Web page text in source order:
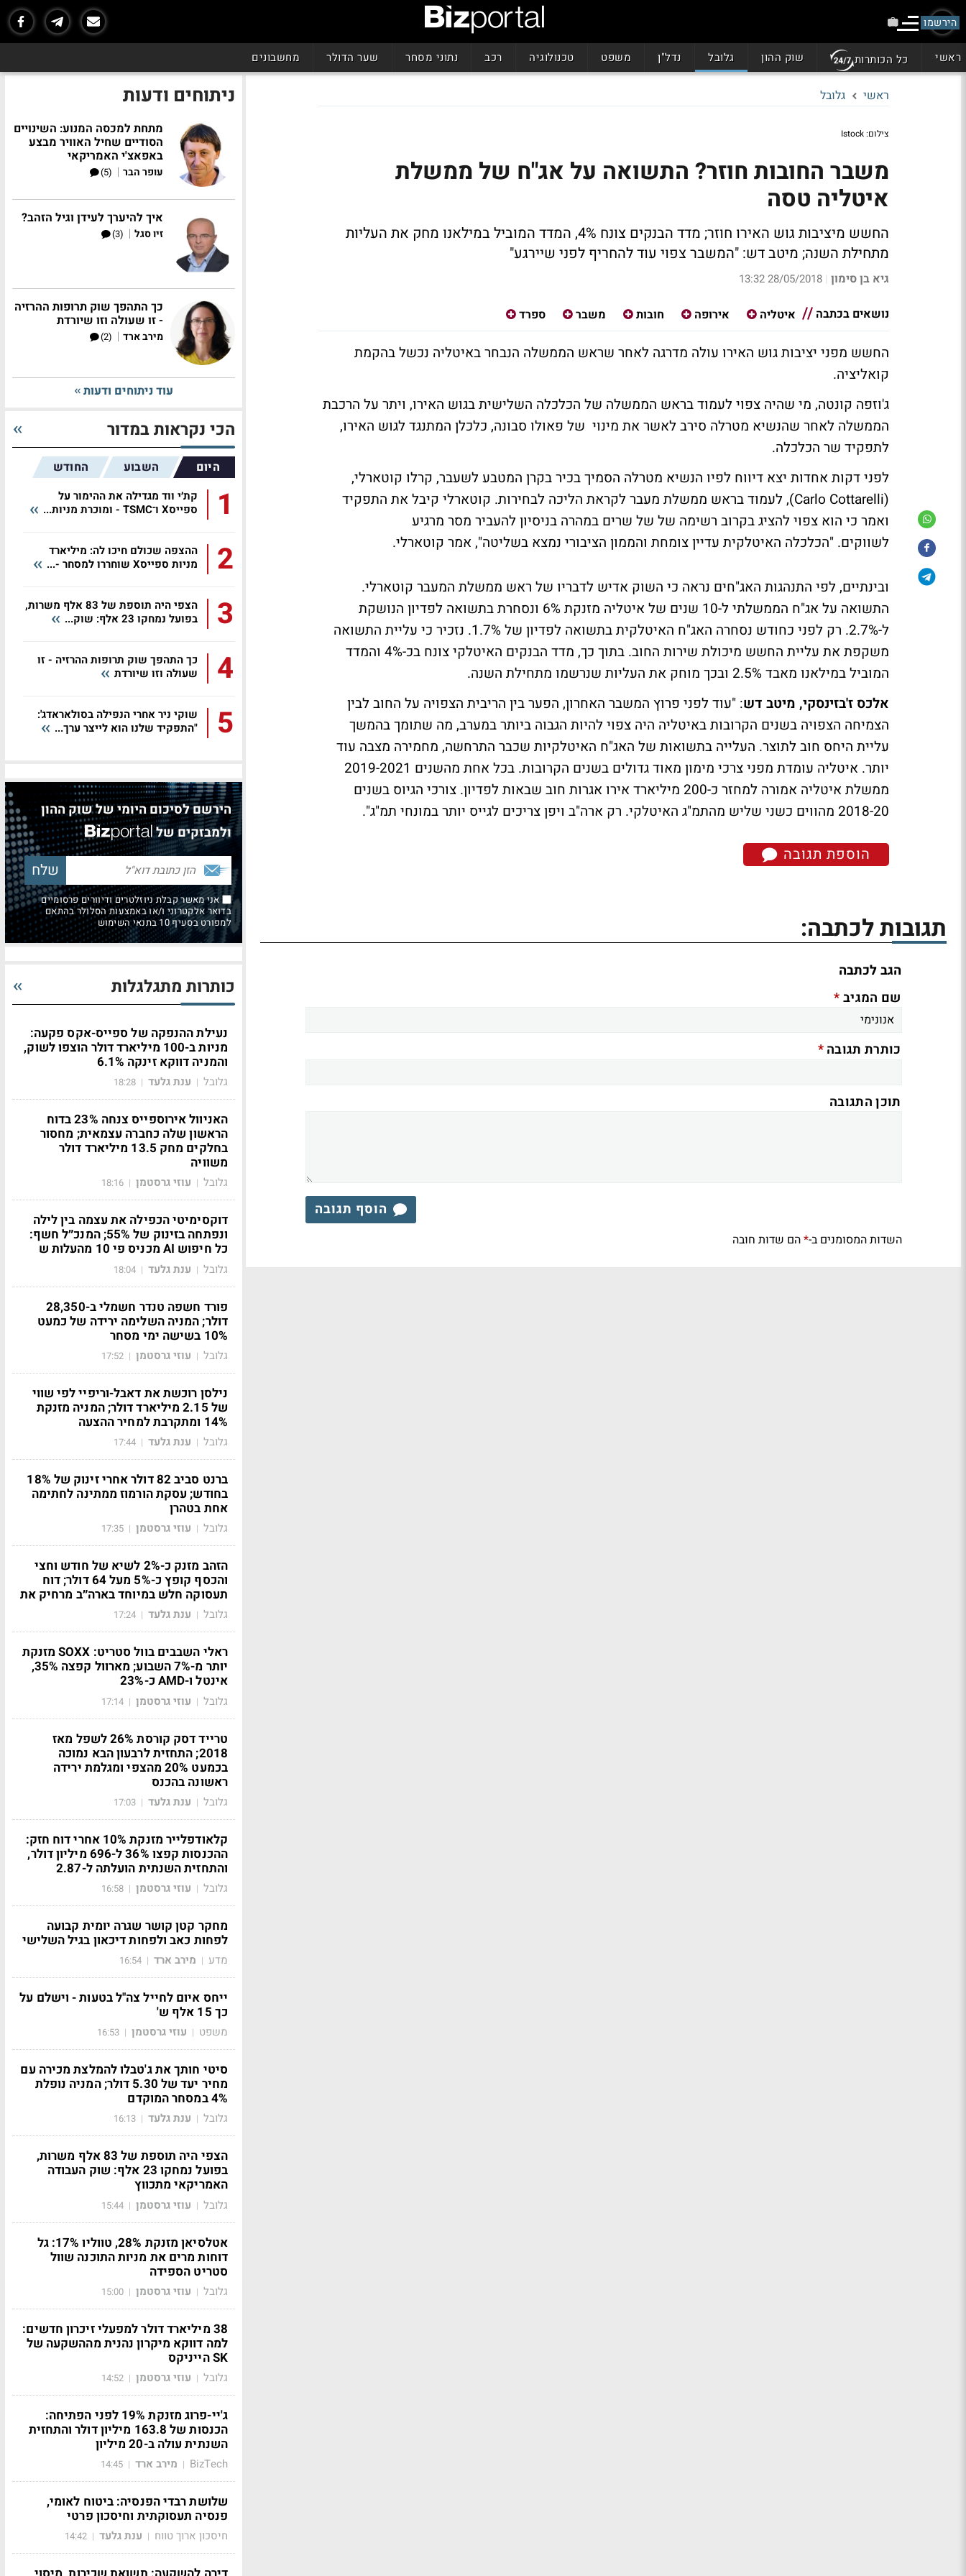
הירשמו
ראשי כל הכותרות שוק ההון גלובל נדל"ן משפט טכנולוגיה רכב נתוני מסחר שער הדולר מחשבונים
ראשי גלובל
צילום: Istock
משבר החובות חוזר? התשואה על אג"ח של ממשלת
איטליה טסה
החשש מיציבות גוש האירו חוזר; מדד הבנקים צונח 4%, המדד המוביל במילאנו מחק את העליות
מתחילת השנה; מיטב דש: "המשבר צפוי עוד להחריף לפני שיירגע"
גיא בן סימון |
28/05/2018 13:32
נושאים בכתבה איטליה אירופה חובות משבר ספרד
החשש מפני יציבות גוש האירו עולה מדרגה לאחר שראש הממשלה הנבחר באיטליה נכשל בהקמת
קואליציה.
ג'וזפה קונטה, מי שהיה צפוי לעמוד בראש הממשלה של הכלכלה השלישית בגוש האירו, ויתר על הרכבת
הממשלה לאחר שהנשיא מטרלה סירב לאשר את מינוי של פאולו סבונה, כלכלן המתנגד לגוש האירו,
לתפקיד שר הכלכלה.
לפני דקות אחדות יצא דיווח לפיו הנשיא מטרלה הסמיך בכיר בקרן המטבע לשעבר, קרלו קוטארלי,
(Carlo Cottarelli), לעמוד בראש ממשלת מעבר לקראת הליכה לבחירות. קוטארלי קיבל את התפקיד
ואמר כי הוא צפוי להציג בקרוב רשימה של של שרים במהרה בניסיון להעביר מסר מרגיע
לשווקים. "הכלכלה האיטלקית עדיין צומחת והממון הציבורי נמצא בשליטה", אמר קוטארלי.
ובינתיים, לפי התנהגות האג"חים נראה כי השוק אדיש לדבריו של ראש ממשלת המעבר קוטארלי.
התשואה על אג"ח הממשלתי ל-10 שנים של איטליה מזנקת 6% ונסחרת בתשואה לפדיון הנושקת
ל-2.7%. רק לפני כחודש נסחרה האג"ח האיטלקית בתשואה לפדיון של 1.7%. נזכיר כי עליית התשואה
משקפת את עליית החשש מיכולת שירות החוב. בתוך כך, מדד הבנקים האיטלקי צונח בכ-4% והמדד
המוביל במילאנו מאבד 2.5% ובכך מוחק את העליות שנרשמו מתחילת השנה.
אלכס ז'בזינסקי, מיטב דש: "עוד לפני פרוץ המשבר האחרון, הפער בין הריבית הצפויה על החוב לבין
הצמיחה הצפויה בשנים הקרובות באיטליה היה צפוי להיות הגבוה ביותר במערב, מה שתומך בהמשך
עליית היחס חוב לתוצר. העלייה בתשואות של האג"ח האיטלקיות שכבר התרחשה, מחמירה מצבה עוד
יותר. איטליה עומדת מפני צרכי מימון מאוד גדולים בשנים הקרובות. בכל אחת מהשנים 2019-2021
ממשלת איטליה אמורה למחזר כ-200 מיליארד אירו אגרות חוב שבאות לפדיון. צורכי הגיוס בשנים
2018-20 מהווים כשני שליש מהתמ"ג האיטלקי. רק ארה"ב ויפן צריכים לגייס יותר במונחי תמ"ג".
הוספת תגובה
תגובות לכתבה:
הגב לכתבה
שם המגיב*
כותרת תגובה*
תוכן התגובה
הוסף תגובה
השדות המסומנים ב-*הם שדות חובה
ניתוחים ודעות
מתחת למכסה המנוע: השינויים
הסודיים שחיל האוויר מבצע
באפאצ'י האמריקאי
עופר הבר |
(5)
איך להיערך לעידן וגיל הזהב?
זיו סגל |
(3)
כך התהפך שוק תרופות ההרזיה
- זו שעולה וזו שיורדת
מירב ארד |
(2)
עוד ניתוחים ודעות
הכי נקראות במדור
היום השבוע החודש
1
קת׳י ווד מגדילה את ההימור על
ספייסX ו־TSMC - ומוכרת מניות...
2
ההצפה שכולם חיכו לה: מיליארד
מניות ספייסX שוחררו למסחר -...
3
הצפי היה תוספת של 83 אלף משרות,
בפועל נמחקו 23 אלף: שוק...
4
כך התהפך שוק תרופות ההרזיה - זו
שעולה וזו שיורדת
5
שוקי ניר אחרי הנפילה בסולאראדג':
"התפקיד שלנו הוא לייצר ערך...
הירשם לסיכום היומי של שוק ההון
ולמבזקים של
אני מאשר קבלת ניוזלטרים ודיוורים פרסומיים
בדואר אלקטרוני ו/או באמצעות הסלולר בהתאם
למפורט בסעיף 10 בתנאי השימוש
כותרות מתגלגלות
נעילת ההנפקה של ספייס-אקס פקעה:
מניות ב-100 מיליארד דולר הוצפו לשוק,
והמניה דווקא זינקה 6.1%
גלובל | ענת גלעד |
18:28
האניוול אירוספייס צנחה 23% בדוח
הראשון שלה כחברה עצמאית; מחסור
בחלקים מחק 13.5 מיליארד דולר
משוויה
גלובל | עוזי גרסטמן |
18:16
דוקסימיטי הכפילה את עצמה בין לילה
ונפתחה בזינוק של 55%; המנכ״ל חשף:
כל חיפוש AI מכניס פי 10 מהעלות ש
גלובל | ענת גלעד |
18:04
פורד חשפה טנדר חשמלי ב-28,350
דולר; המניה השלימה ירידה של כמעט
10% בשישה ימי מסחר
גלובל | עוזי גרסטמן |
17:52
נילסן רוכשת את דאבל-וריפיי לפי שווי
של 2.15 מיליארד דולר; המניה מזנקת
14% ומתקרבת למחיר ההצעה
גלובל | ענת גלעד |
17:44
ברנט סביב 82 דולר אחרי זינוק של 18%
בחודש; עסקת הורמוז ממתינה לחתימה
אחת בטהרן
גלובל | עוזי גרסטמן |
17:35
הזהב מזנק כ-2% לשיא של חודש וחצי
והכסף קופץ כ-5% מעל 64 דולר; דוח
תעסוקה חלש במיוחד בארה״ב מרחיק את
גלובל | ענת גלעד |
17:24
ראלי השבבים בוול סטריט: SOXX מזנקת
יותר מ-7% השבוע; מארוול קפצה 35%,
אינטל ו-AMD כ-23%
גלובל | עוזי גרסטמן |
17:14
טרייד דסק קורסת 26% לשפל מאז
2018; התחזית לרבעון הבא נמוכה
בכמעט 20% מהצפי ומגלמת ירידה
ראשונה בהכנס
גלובל | ענת גלעד |
17:03
קלאודפלייר מזנקת 10% אחרי דוח חזק:
ההכנסות קפצו 36% ל-696 מיליון דולר,
והתחזית השנתית הועלתה ל-2.87
גלובל | עוזי גרסטמן |
16:58
מחקר קטן קושר שגרה יומית קבועה
לפחות כאב ולפחות דיכאון בגיל השלישי
מדע | מירב ארד |
16:54
ייחס איום לחייל צה"ל בטעות - וישלם על
כך 15 אלף ש'
משפט | עוזי גרסטמן |
16:53
סיטי חותך את ג'טבלו להמלצת מכירה עם
מחיר יעד של 5.30 דולר; המניה נופלת
4% במסחר המוקדם
גלובל | ענת גלעד |
16:13
הצפי היה תוספת של 83 אלף משרות,
בפועל נמחקו 23 אלף: שוק העבודה
האמריקאי מתכווץ
גלובל | עוזי גרסטמן |
15:44
אטלסיאן מזנקת 28%, טווליו 17%: גל
דוחות מרים את מניות התוכנה שוול
סטריט הספידה
גלובל | עוזי גרסטמן |
15:00
38 מיליארד דולר למפעלי זיכרון חדשים:
למה דווקא מיקרון נהנית מההשקעה של
SK הייניקס
גלובל | עוזי גרסטמן |
14:52
ג'יי-פרוג מזנקת 19% לפני הפתיחה:
הכנסות של 163.8 מיליון דולר והתחזית
השנתית עולה ב-20 מיליון
BizTech
| מירב ארד |
14:45
שלושת רבדי הפנסיה: ביטוח לאומי,
פנסיה תעסוקתית וחיסכון פרטי
חיסכון ארוך טווח | ענת גלעד |
14:42